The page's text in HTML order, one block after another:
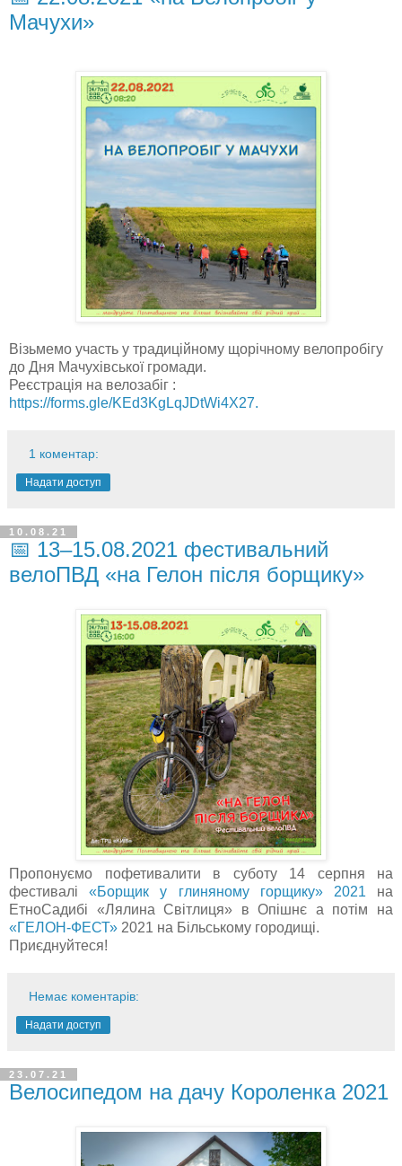
Мачухи»
Візьмемо участь у традиційному щорічному велопробігу
до Дня Мачухівської громади.
Реєстрація на велозабіг :
https://forms.gle/KEd3KgLqJDtWi4X27.
1 коментар:
Надати доступ
10.08.21
📅 13–15.08.2021 фестивальний
велоПВД «на Гелон після борщику»
Пропонуємо пофетивалити в суботу 14 серпня на
фестивалі«Борщик у глиняному горщику» 2021 на
ЕтноСадибі «Лялина Світлиця» в Опішнє а потім на
«ГЕЛОН-ФЕСТ» 2021 на Більському городищі.
Приєднуйтеся!
Немає коментарів:
Надати доступ
23.07.21
Велосипедом на дачу Короленка 2021